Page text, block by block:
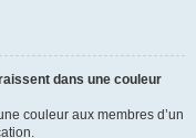
dans une couleur
couleur aux membres d’un